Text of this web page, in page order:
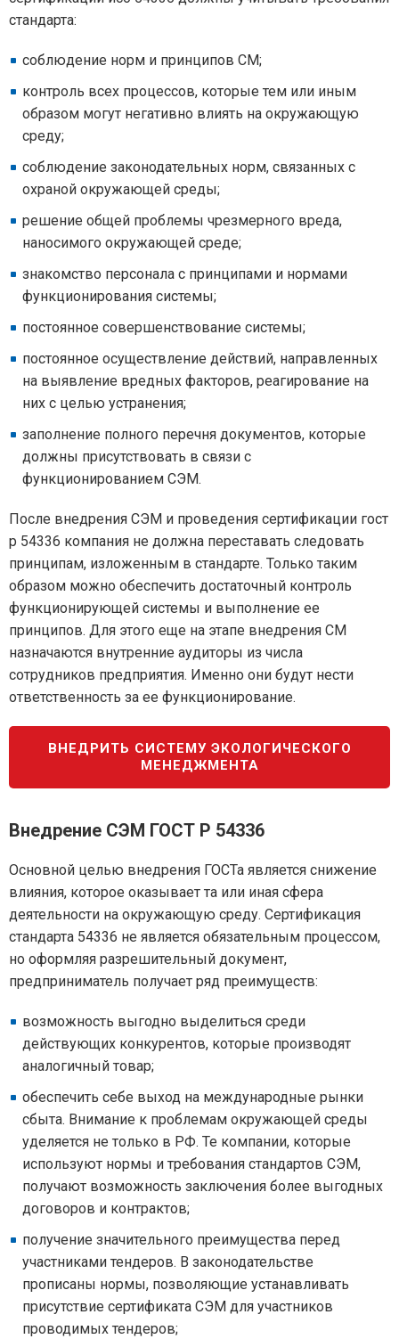
стандарта:
соблюдение норм и принципов СМ;
контроль всех процессов, которые тем или иным
образом могут негативно влиять на окружающую
среду;
соблюдение законодательных норм, связанных с
охраной окружающей среды;
решение общей проблемы чрезмерного вреда,
наносимого окружающей среде;
знакомство персонала с принципами и нормами
функционирования системы;
постоянное совершенствование системы;
постоянное осуществление действий, направленных
на выявление вредных факторов, реагирование на
них с целью устранения;
заполнение полного перечня документов, которые
должны присутствовать в связи с
функционированием СЭМ.
После внедрения СЭМ и проведения сертификации гост
р 54336 компания не должна переставать следовать
принципам, изложенным в стандарте. Только таким
образом можно обеспечить достаточный контроль
функционирующей системы и выполнение ее
принципов. Для этого еще на этапе внедрения СМ
назначаются внутренние аудиторы из числа
сотрудников предприятия. Именно они будут нести
ответственность за ее функционирование.
ВНЕДРИТЬ СИСТЕМУ ЭКОЛОГИЧЕСКОГО
МЕНЕДЖМЕНТА
Внедрение СЭМ ГОСТ Р 54336
Основной целью внедрения ГОСТа является снижение
влияния, которое оказывает та или иная сфера
деятельности на окружающую среду. Сертификация
стандарта 54336 не является обязательным процессом,
но оформляя разрешительный документ,
предприниматель получает ряд преимуществ:
возможность выгодно выделиться среди
действующих конкурентов, которые производят
аналогичный товар;
обеспечить себе выход на международные рынки
сбыта. Внимание к проблемам окружающей среды
уделяется не только в РФ. Те компании, которые
используют нормы и требования стандартов СЭМ,
получают возможность заключения более выгодных
договоров и контрактов;
получение значительного преимущества перед
участниками тендеров. В законодательстве
прописаны нормы, позволяющие устанавливать
присутствие сертификата СЭМ для участников
проводимых тендеров;